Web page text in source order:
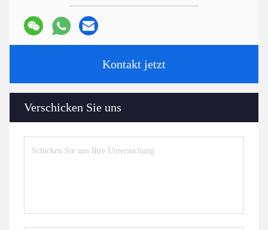
Kontakt jetzt
Verschicken Sie uns